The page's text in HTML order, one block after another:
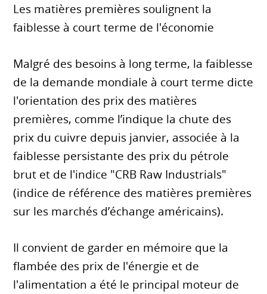
Les matières premières soulignent la
faiblesse à court terme de l'économie
Malgré des besoins à long terme, la faiblesse
de la demande mondiale à court terme dicte
l'orientation des prix des matières
premières, comme l’indique la chute des
prix du cuivre depuis janvier, associée à la
faiblesse persistante des prix du pétrole
brut et de l'indice "CRB Raw Industrials"
(indice de référence des matières premières
sur les marchés d’échange américains).
Il convient de garder en mémoire que la
flambée des prix de l'énergie et de
l'alimentation a été le principal moteur de